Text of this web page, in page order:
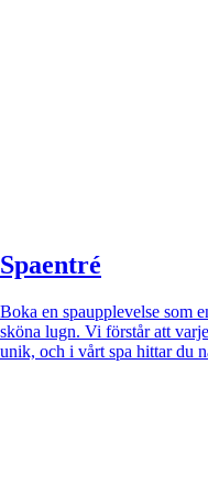
Spaentré
Boka en spaupplevelse som
sköna lugn. Vi förstår att
unik, och i vårt spa hittar du